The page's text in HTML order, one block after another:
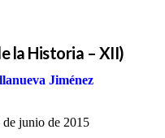
la Historia – XII)
Jiménez
de junio de 2015